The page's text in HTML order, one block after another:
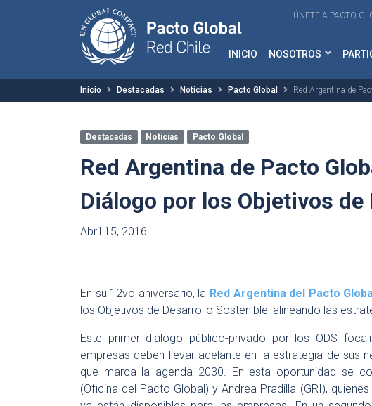
ÚNETE A PACTO
INICIO NOSOTROS
Inicio Destacadas Noticias Pacto Global Red Argentina de
Destacadas Noticias Pacto Global
Red Argentina de Pacto
Diálogo por los Objetivos
Abril 15, 2016
En su 12vo aniversario, la Red Argentina del Pacto
los Objetivos de Desarrollo Sostenible: alineando las
Este primer diálogo público-privado por los ODS
empresas deben llevar adelante en la estrategia de sus
que marca la agenda 2030. En esta oportunidad se
(Oficina del Pacto Global) y Andrea Pradilla (GRI),